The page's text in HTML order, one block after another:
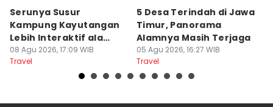
Serunya Susur
Kampung Kayutangan
Lebih Interaktif ala
Kelana Race
08 Agu 2026, 17:09 WIB
Travel
5 Desa Terindah di Jawa
Timur, Panorama
Alamnya Masih Terjaga
05 Agu 2026, 16:27 WIB
Travel